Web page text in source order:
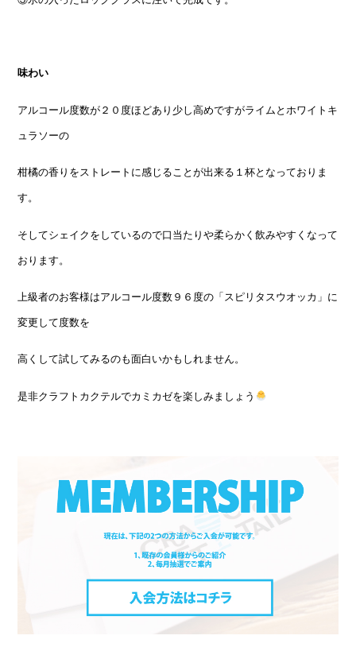
味わい
アルコール度数が２０度ほどあり少し高めですがライムとホワイトキ
ュラソーの
柑橘の香りをストレートに感じることが出来る１杯となっておりま
す。
そしてシェイクをしているので口当たりや柔らかく飲みやすくなって
おります。
上級者のお客様はアルコール度数９６度の「スピリタスウオッカ」に
変更して度数を
高くして試してみるのも面白いかもしれません。
是非クラフトカクテルでカミカゼを楽しみましょう